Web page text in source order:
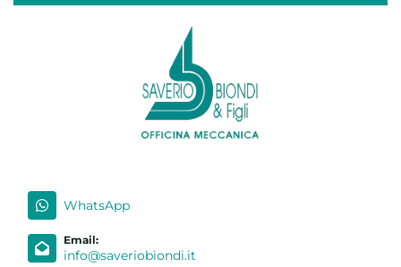
WhatsApp
Email:
info@saveriobiondi.it